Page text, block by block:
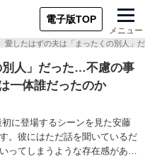
電子版TOP
メニュー
愛したはずの夫は「まったくの別人」
人」だった…不慮の事
一体誰だったのか
に登場するシーンを見た安藤
。彼にはただ話を聞いているだ
ってしまうような存在感があ